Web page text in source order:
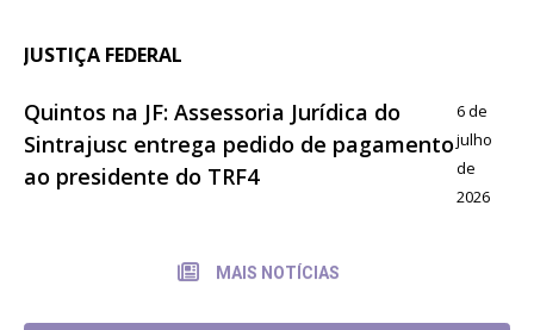
JUSTIÇA FEDERAL
Quintos na JF: Assessoria Jurídica do
Sintrajusc entrega pedido de pagamento
ao presidente do TRF4
6 de
julho
de
2026
MAIS NOTÍCIAS